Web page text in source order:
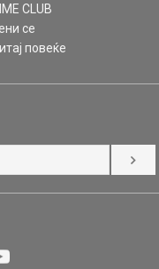
CLUB
се
повеќе